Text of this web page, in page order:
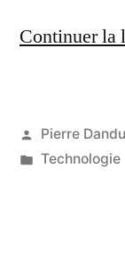
Continuer la
Publié
par
Pierre
Publié
Technologie